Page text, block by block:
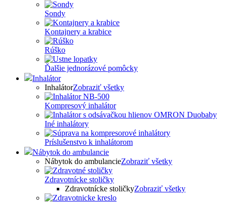
Sondy
Kontajnery a krabice
Rúško
Ďalšie jednorázové pomôcky
Inhalátor
InhalátorZobraziť všetky
Kompresový inhalátor
Iné inhalátory
Príslušenstvo k inhalátorom
Nábytok do ambulancie
Nábytok do ambulancieZobraziť všetky
Zdravotnícke stoličky
Zdravotnícke stoličkyZobraziť všetky